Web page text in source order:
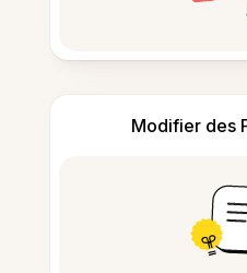
Modifier des